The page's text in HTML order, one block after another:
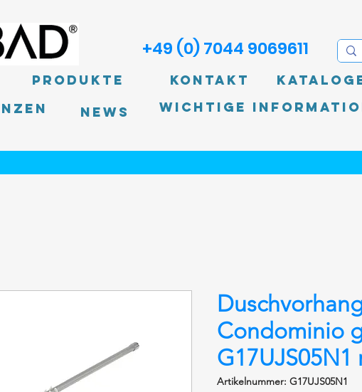
Produkte
News
+49 (0) 7044 9069611
Kontakt
Wichtige
Condominio
G17UJS05N1
Artikelnummer: G17UJS05N1